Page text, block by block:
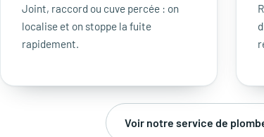
Joint, raccord ou cuve percée : on
localise et on stoppe la fuite
rapidement.
Voir notre service de